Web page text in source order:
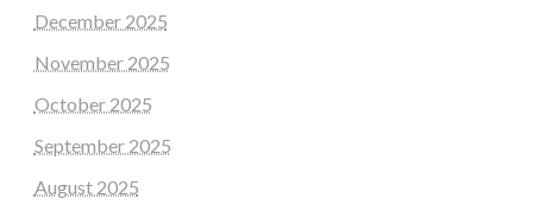
December 2025
November 2025
October 2025
September 2025
August 2025